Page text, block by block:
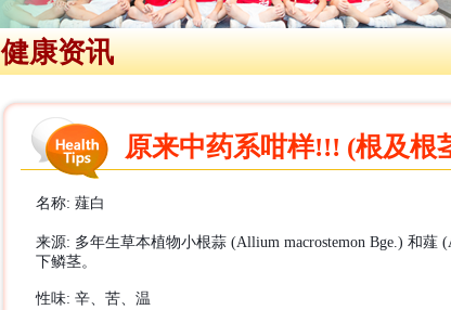
健康资讯
原来中药系咁样!!! (根及根
名称: 薤白
来源: 多年生草本植物小根蒜 (Allium macrostemon Bge.) 和薤
下鳞茎。
性味: 辛、苦、温